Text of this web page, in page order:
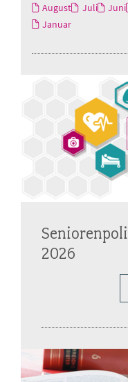
August
Juli Juni
Januar
2026